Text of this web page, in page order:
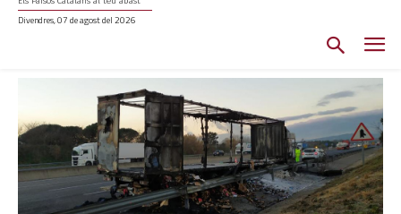
Divendres, 07 de agost del 2026